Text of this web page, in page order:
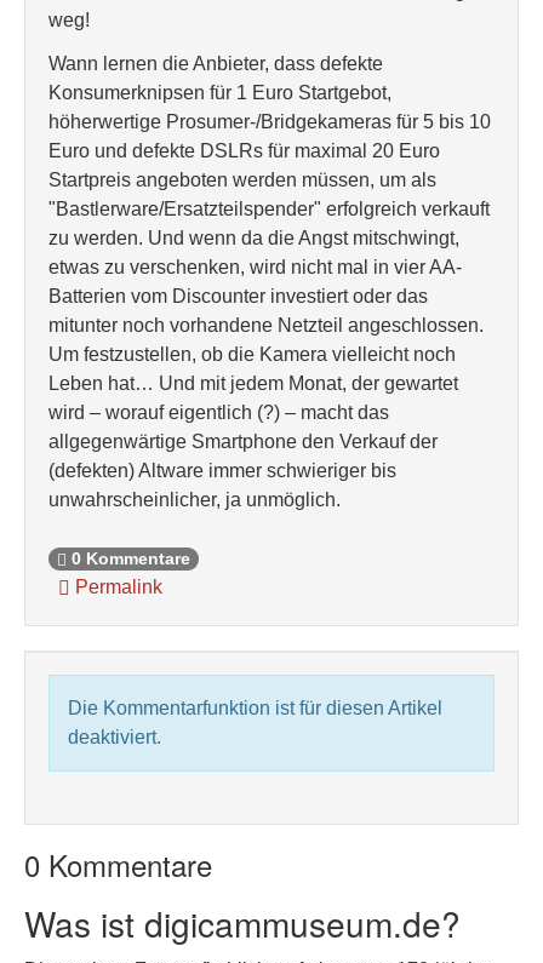
weg!
Wann lernen die Anbieter, dass defekte
Konsumerknipsen für 1 Euro Startgebot,
höherwertige Prosumer-/Bridgekameras für 5 bis 10
Euro und defekte DSLRs für maximal 20 Euro
Startpreis angeboten werden müssen, um als
"Bastlerware/Ersatzteilspender" erfolgreich verkauft
zu werden. Und wenn da die Angst mitschwingt,
etwas zu verschenken, wird nicht mal in vier AA-
Batterien vom Discounter investiert oder das
mitunter noch vorhandene Netzteil angeschlossen.
Um festzustellen, ob die Kamera vielleicht noch
Leben hat… Und mit jedem Monat, der gewartet
wird – worauf eigentlich (?) – macht das
allgegenwärtige Smartphone den Verkauf der
(defekten) Altware immer schwieriger bis
unwahrscheinlicher, ja unmöglich.
0 Kommentare
Permalink
Die Kommentarfunktion ist für diesen Artikel
deaktiviert.
0 Kommentare
Was ist digicammuseum.de?